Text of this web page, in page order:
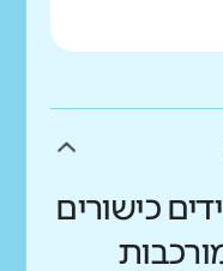
כישורים